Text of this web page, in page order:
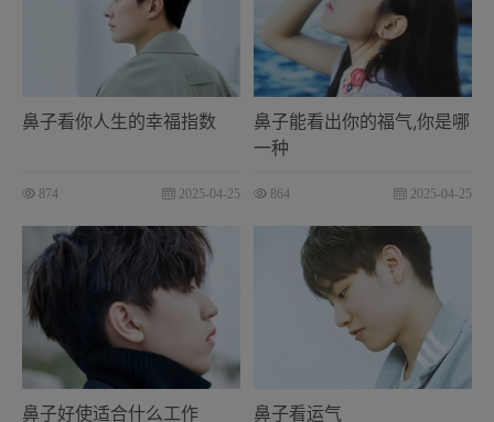
鼻子看你人生的幸福指数
874 2025-04-25
鼻子能看出你的福气,你是哪
一种
864 2025-04-25
鼻子好使适合什么工作 鼻子看运气